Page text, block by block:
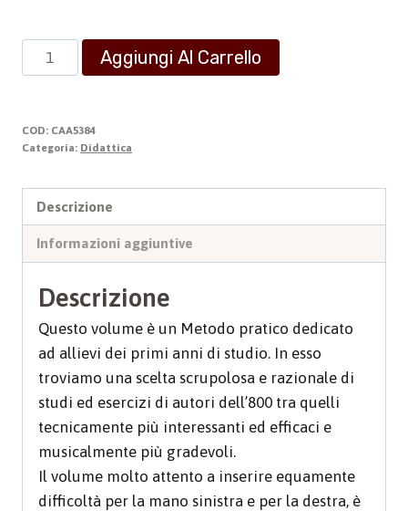
Metodo
pratico
Chitarra
Classica
Aggiungi Al Carrello
COD: CAA5384
Categoria: Didattica
Descrizione
Informazioni aggiuntive
Descrizione
Questo volume è un Metodo pratico dedicato
ad allievi dei primi anni di studio. In esso
troviamo una scelta scrupolosa e razionale di
studi ed esercizi di autori dell’800 tra quelli
tecnicamente più interessanti ed efficaci e
musicalmente più gradevoli.
Il volume molto attento a inserire equamente
difficoltà per la mano sinistra e per la destra, è